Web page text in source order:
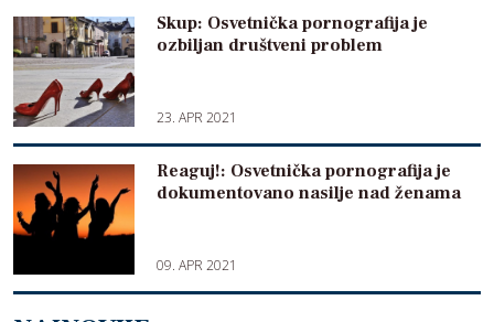
Skup: Osvetnička pornografija je
ozbiljan društveni problem
23. APR 2021
Reaguj!: Osvetnička pornografija je
dokumentovano nasilje nad ženama
09. APR 2021